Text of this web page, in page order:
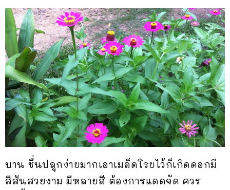
บาน ชื่นปลูกง่ายมากเอาเมล็ดโรยไว้ก็เกิดดอกมี
สีสันสวยงาม มีหลายสี ต้องการแดดจัด ควร